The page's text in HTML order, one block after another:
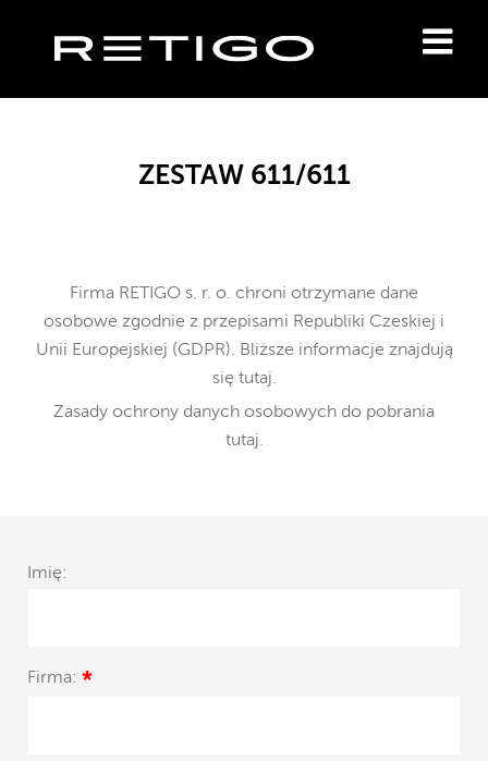
ZESTAW 611/611
Firma RETIGO s. r. o. chroni otrzymane dane
osobowe zgodnie z przepisami Republiki Czeskiej i
Unii Europejskiej (GDPR). Bliższe informacje znajdują
się tutaj.
Zasady ochrony danych osobowych do pobrania
tutaj.
Imię:
Firma: *